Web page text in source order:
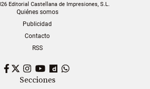
Editorial Castellana de Impresiones, S.L.
Quiénes somos
Publicidad
Contacto
RSS
Facebook
TwitterInstagram
YouTubeDailymotion
Secciones